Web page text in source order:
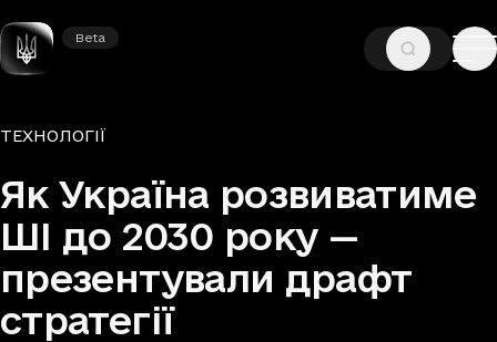
Beta
Beta
ГОЛОВНА —НОВИНИ
Рубрики
ТЕХНОЛОГІЇ
Як Україна розвиватиме
ШІ до 2030 року —
презентували драфт
стратегії